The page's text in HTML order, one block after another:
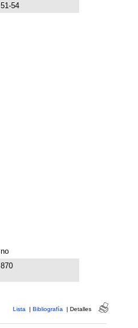
51-54
no
870
Lista | Bibliografía | Detalles